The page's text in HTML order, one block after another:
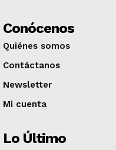
Conócenos
Quiénes somos
Contáctanos
Newsletter
Mi cuenta
Lo Último